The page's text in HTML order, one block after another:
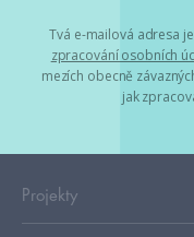
Tvá e-mailová adresa
zpracování osobních
mezích obecně
jak
Projekty